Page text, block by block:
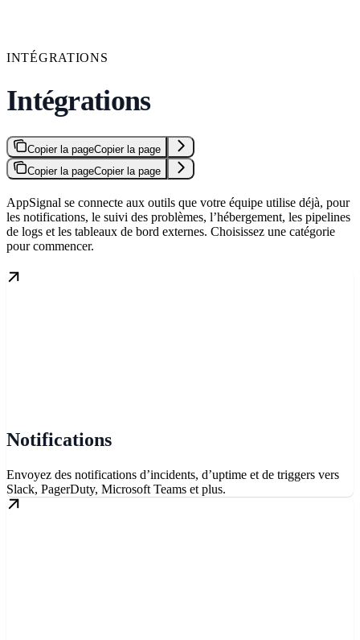
INTÉGRATIONS
Intégrations
Copier la pageCopier la page
Copier la pageCopier la page
AppSignal se connecte aux outils que votre équipe utilise déjà, pour
les notifications, le suivi des problèmes, l’hébergement, les pipelines
de logs et les tableaux de bord externes. Choisissez une catégorie
pour commencer.
Notifications
Envoyez des notifications d’incidents, d’uptime et de triggers vers
Slack, PagerDuty, Microsoft Teams et plus.